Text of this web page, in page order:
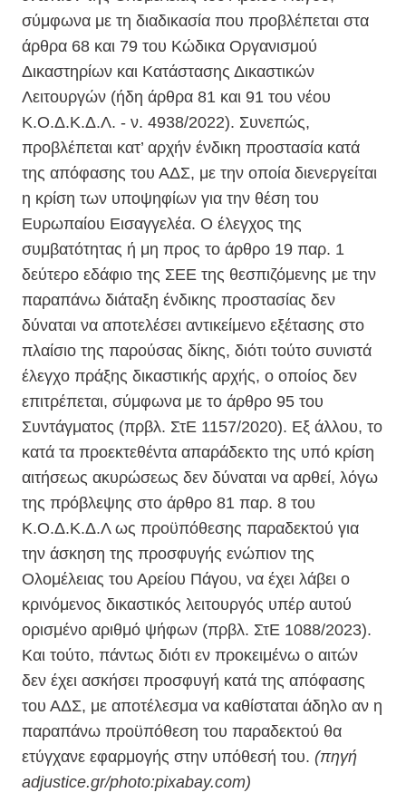
σύμφωνα με τη διαδικασία που προβλέπεται στα
άρθρα 68 και 79 του Κώδικα Οργανισμού
Δικαστηρίων και Κατάστασης Δικαστικών
Λειτουργών (ήδη άρθρα 81 και 91 του νέου
Κ.Ο.Δ.Κ.Δ.Λ. - ν. 4938/2022). Συνεπώς,
προβλέπεται κατ’ αρχήν ένδικη προστασία κατά
της απόφασης του ΑΔΣ, με την οποία διενεργείται
η κρίση των υποψηφίων για την θέση του
Ευρωπαίου Εισαγγελέα. Ο έλεγχος της
συμβατότητας ή μη προς το άρθρο 19 παρ. 1
δεύτερο εδάφιο της ΣΕΕ της θεσπιζόμενης με την
παραπάνω διάταξη ένδικης προστασίας δεν
δύναται να αποτελέσει αντικείμενο εξέτασης στο
πλαίσιο της παρούσας δίκης, διότι τούτο συνιστά
έλεγχο πράξης δικαστικής αρχής, ο οποίος δεν
επιτρέπεται, σύμφωνα με το άρθρο 95 του
Συντάγματος (πρβλ. ΣτΕ 1157/2020). Εξ άλλου, το
κατά τα προεκτεθέντα απαράδεκτο της υπό κρίση
αιτήσεως ακυρώσεως δεν δύναται να αρθεί, λόγω
της πρόβλεψης στο άρθρο 81 παρ. 8 του
Κ.Ο.Δ.Κ.Δ.Λ ως προϋπόθεσης παραδεκτού για
την άσκηση της προσφυγής ενώπιον της
Ολομέλειας του Αρείου Πάγου, να έχει λάβει ο
κρινόμενος δικαστικός λειτουργός υπέρ αυτού
ορισμένο αριθμό ψήφων (πρβλ. ΣτΕ 1088/2023).
Και τούτο, πάντως διότι εν προκειμένω ο αιτών
δεν έχει ασκήσει προσφυγή κατά της απόφασης
του ΑΔΣ, με αποτέλεσμα να καθίσταται άδηλο αν η
παραπάνω προϋπόθεση του παραδεκτού θα
ετύγχανε εφαρμογής στην υπόθεσή του. (πηγή
adjustice.gr/photo:pixabay.com)